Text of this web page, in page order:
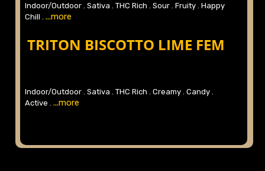
Indoor/Outdoor .Sativa .THC Rich .Sour .Fruity .Happy
Chill ....more
TRITON BISCOTTO LIME FEM
Indoor/Outdoor .Sativa .THC Rich .Creamy .Candy .
Active ....more